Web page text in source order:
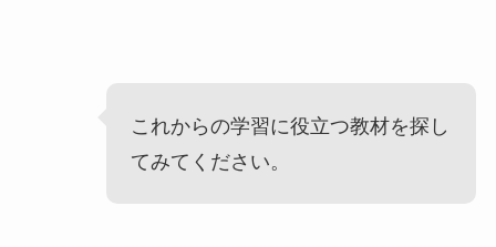
これからの学習に役立つ教材を探し
てみてください。